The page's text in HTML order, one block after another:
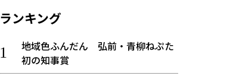
ランキング
地域色ふんだん 弘前・青柳ねぷた
初の知事賞